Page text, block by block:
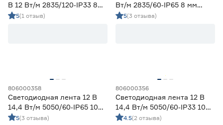
Регулируемый (белый)
Цветной
3000 (теплый)
3800-4200 (дневной)
14
4000 (нейтральный)
0
Степень защиты (IP)
20 33
В 12 Вт/м 2835/120‑IP33 8
мм теплый/дневной/
5(1 отзыв)
Вт/м 2835/60‑IP65 8 мм
холодный 2 м Geniled
5(3 отзыва)
806000358
Светодиодная лента 12 В
14,4 Вт/м 5050/60‑IP65 10
мм мультиколор 5 м Geniled
5(3 отзыва)
806000356
Светодиодная лента 12 В
14,4 Вт/м 5050/60‑IP33 10
мм мультиколор 5 м Geniled
4.5(2 отзыва)